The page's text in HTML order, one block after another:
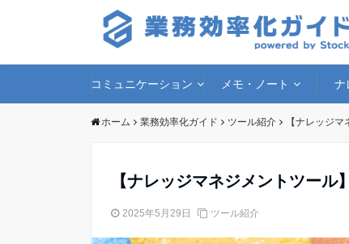
コミュニケーション メモ・ノート ナ
ホーム 業務効率化ガイド ツール紹介 【ナレッジ
【ナレッジマネジメントツー
2025年5月29日 ツール紹介